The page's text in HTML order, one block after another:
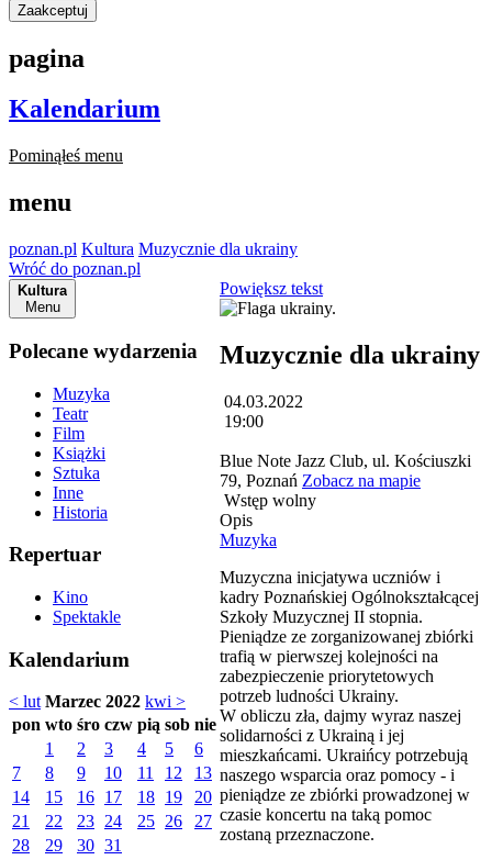
Zaakceptuj
pagina
Kalendarium
Pominąłeś menu
menu
poznan.pl Kultura Muzycznie dla ukrainy
Wróć do poznan.pl
Kultura
Menu
Polecane wydarzenia
Muzyka
Teatr
Film
Książki
Sztuka
Inne
Historia
Repertuar
Kino
Spektakle
Kalendarium
< lut Marzec 2022 kwi >
pon wto śro czw pią sob nie
1
2 3 4 5
6
7
8 9 10 11 12
13
14
15 16 17 18 19
20
21
22 23 24 25 26
27
28
29 30 31
Powiększ tekst
Muzycznie dla ukrainy
04.03.2022
19:00
Blue Note Jazz Club, ul. Kościuszki
79, Poznań Zobacz na mapie
Wstęp wolny
Opis
Muzyka
Muzyczna inicjatywa uczniów i
kadry Poznańskiej Ogólnokształcącej
Szkoły Muzycznej II stopnia.
Pieniądze ze zorganizowanej zbiórki
trafią w pierwszej kolejności na
zabezpieczenie priorytetowych
potrzeb ludności Ukrainy.
W obliczu zła, dajmy wyraz naszej
solidarności z Ukrainą i jej
mieszkańcami. Ukraińcy potrzebują
naszego wsparcia oraz pomocy - i
pieniądze ze zbiórki prowadzonej w
czasie koncertu na taką pomoc
zostaną przeznaczone.